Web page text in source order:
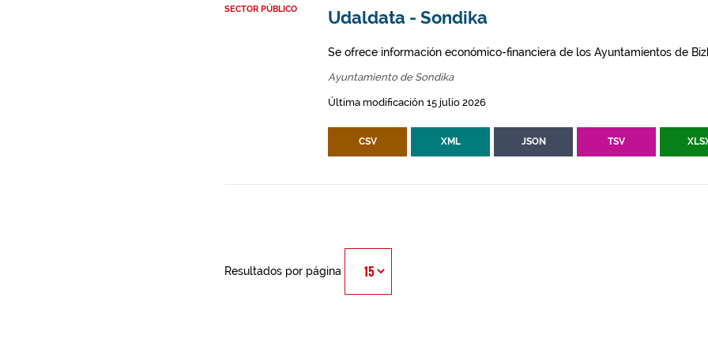
SECTOR PÚBLICO Udaldata - Sondika
Se ofrece información económico-financiera de los Ayuntamientos de
Ayuntamiento de Sondika
Última modificación 15 julio 2026
CSV XML JSON TSV
Resultados por página